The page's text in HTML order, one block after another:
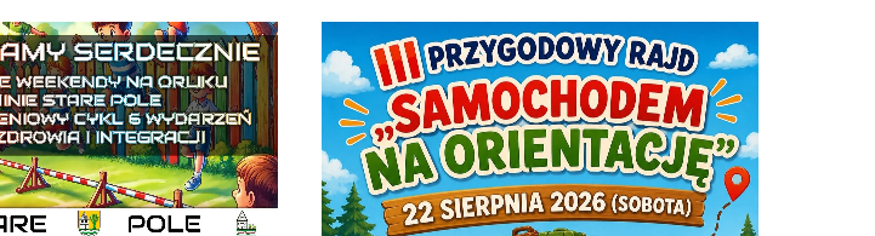
Znaleziono kotka!
Aktualności /04.08.2026
Ochrona zwierząt